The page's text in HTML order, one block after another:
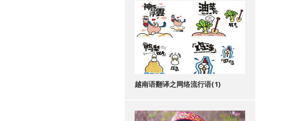
越南语翻译之网络流行语(1)